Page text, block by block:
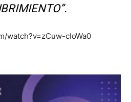
watch?v=zCuw-cIoWa0